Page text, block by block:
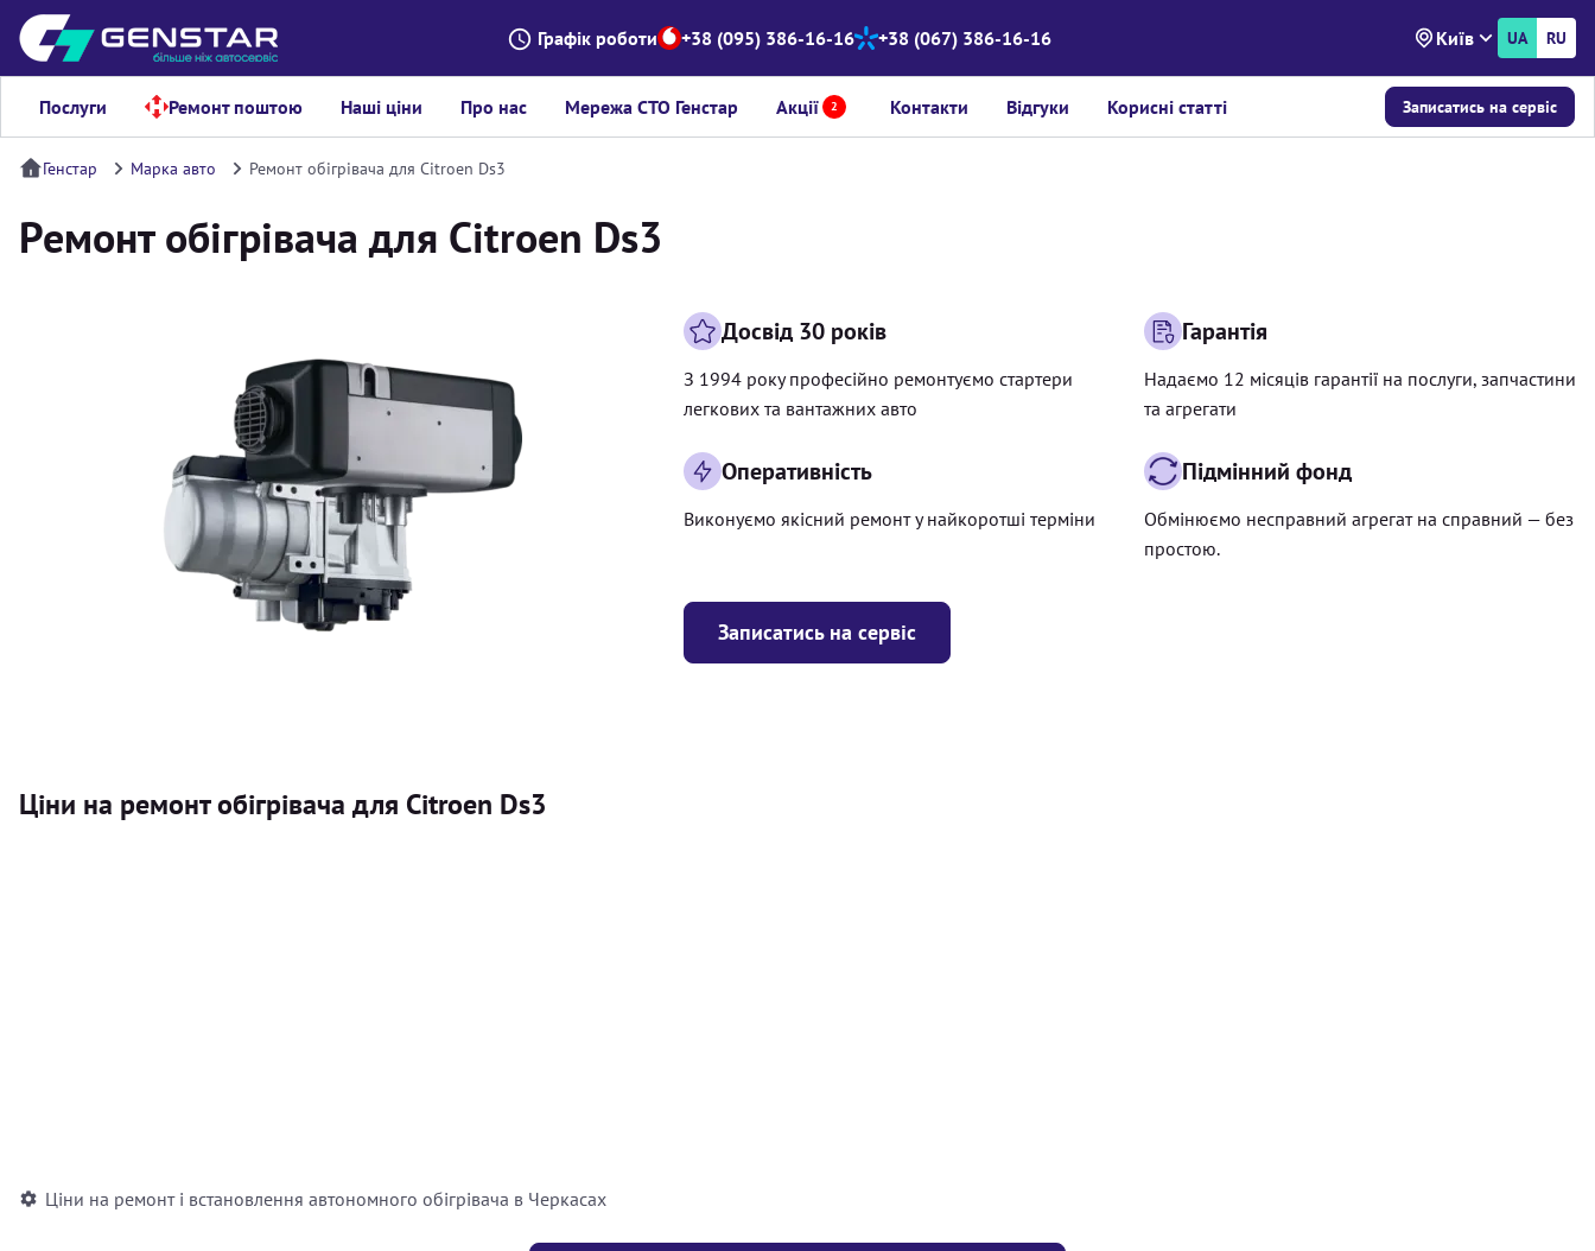
Графік роботи +38 (095) 386-16-16 +38 (067) 386-16-16 Київ UA RU
Послуги Ремонт поштою Наші ціни Про нас Мережа СТО Генстар Акції 2 Контакти Відгуки Корисні статті Записатись на сервіс
Генстар Марка авто Ремонт обігрівача для Citroen Ds3
Ремонт обігрівача для Citroen Ds3
Записатись на сервіс
Досвід 30 років
З 1994 року професійно ремонтуємо стартери
легкових та вантажних авто
Гарантія
Надаємо 12 місяців гарантії на послуги, запчастини
та агрегати
Оперативність
Виконуємо якісний ремонт у найкоротші терміни
Підмінний фонд
Обмінюємо несправний агрегат на справний — без
простою.
Ціни на ремонт обігрівача для Citroen Ds3
Ціни на ремонт і встановлення автономного обігрівача в Черкасах